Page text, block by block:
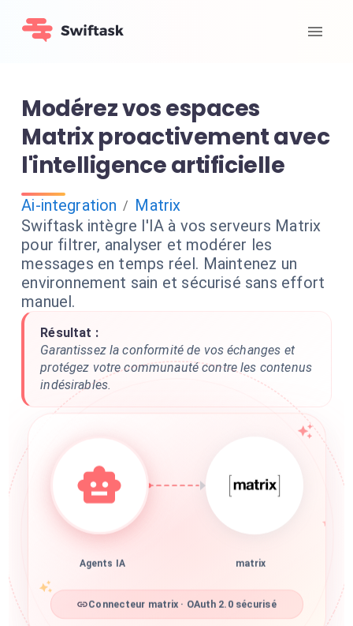
Modérez vos espaces
Matrix proactivement avec
l'intelligence artificielle
Ai-integration / Matrix
Swiftask intègre l'IA à vos serveurs Matrix
pour filtrer, analyser et modérer les
messages en temps réel. Maintenez un
environnement sain et sécurisé sans effort
manuel.
Résultat :
Garantissez la conformité de vos échanges et
protégez votre communauté contre les contenus
indésirables.
Agents IA matrix
Connecteur matrix · OAuth 2.0 sécurisé